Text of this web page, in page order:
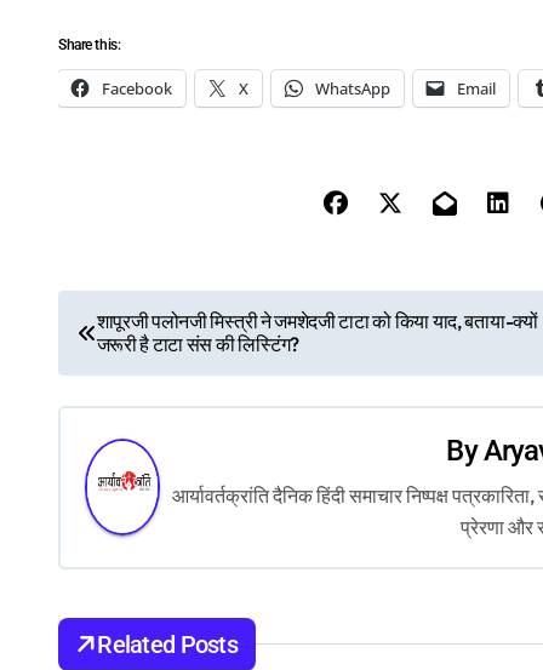
Share this:
Facebook X WhatsApp Email
o
s
a
v
शापूरजी पलोनजी मिस्त्री ने जमशेदजी टाटा को किया याद, बताया-क्यों
जरूरी है टाटा संस की लिस्टिंग?
By
आर्यावर्तक्रांति दैनिक हिंदी समाचार निष्पक्ष
प्रेरणा और
Related Posts